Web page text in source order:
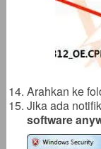
Arahkan ke
Jika ada
software